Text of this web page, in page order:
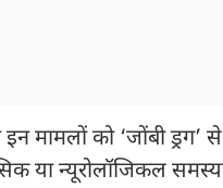
मामलों को ‘जोंबी ड्रग’
या न्यूरोलॉजिकल